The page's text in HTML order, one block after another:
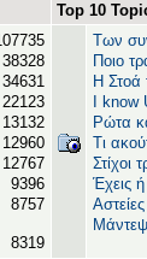
Top 10
38328
34631
22123
13132
12960
12767
9396
8757
8319
Των
Ποιο
H
I
Ρώτα
Τι
Στίχοι
Έχεις ή